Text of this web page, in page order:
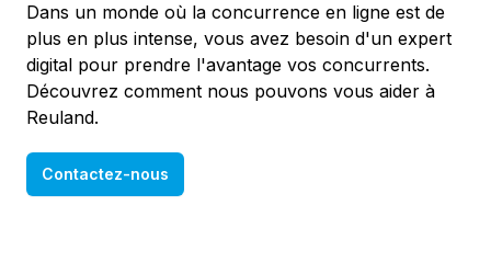
Dans un monde où la concurrence en ligne est de
plus en plus intense, vous avez besoin d'un expert
digital pour prendre l'avantage vos concurrents.
Découvrez comment nous pouvons vous aider à
Reuland.
Contactez-nous